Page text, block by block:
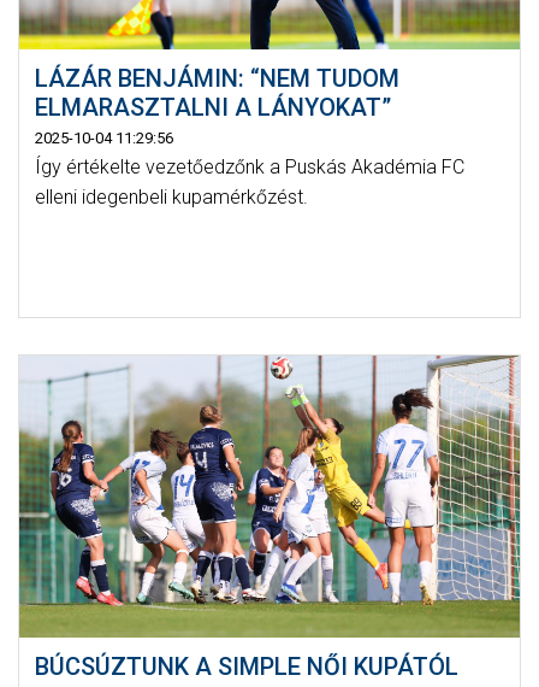
LÁZÁR BENJÁMIN: “NEM TUDOM
ELMARASZTALNI A LÁNYOKAT”
2025-10-04 11:29:56
Így értékelte vezetőedzőnk a Puskás Akadémia FC
elleni idegenbeli kupamérkőzést.
BÚCSÚZTUNK A SIMPLE NŐI KUPÁTÓL